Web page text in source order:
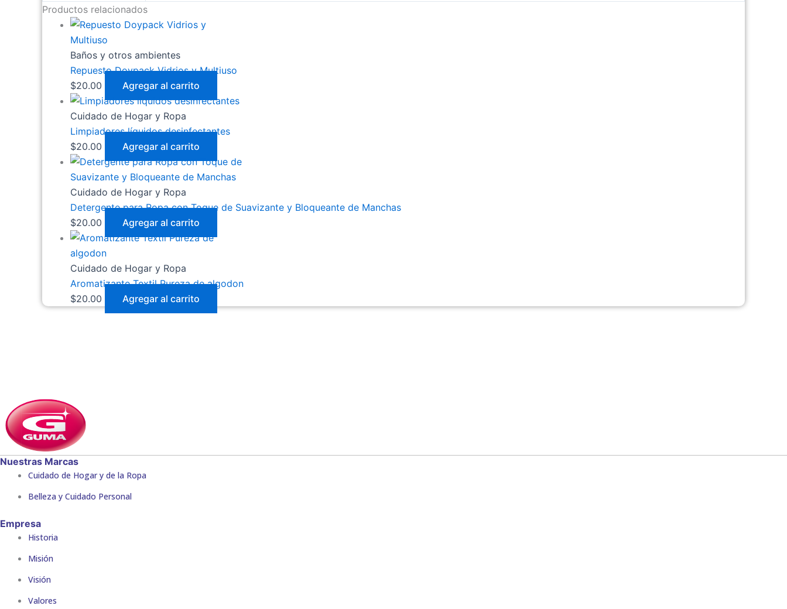
Productos relacionados
Baños y otros ambientes
Repuesto Doypack Vidrios y Multiuso
$20.00 Agregar al carrito
Cuidado de Hogar y Ropa
Limpiadores líquidos desinfectantes
$20.00 Agregar al carrito
Cuidado de Hogar y Ropa
Detergente para Ropa con Toque de Suavizante y Bloqueante de Manchas
$20.00 Agregar al carrito
Cuidado de Hogar y Ropa
Aromatizante Textil Pureza de algodon
$20.00 Agregar al carrito
Nuestras Marcas
Cuidado de Hogar y de la Ropa
Belleza y Cuidado Personal
Empresa
Historia
Misión
Visión
Valores